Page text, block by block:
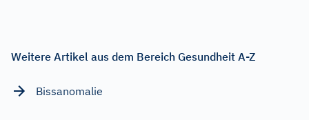
Weitere Artikel aus dem Bereich Gesundheit A-Z
Bissanomalie